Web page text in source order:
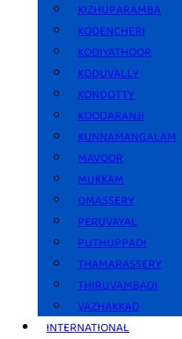
KIZHUPARAMBA
KODENCHERI
KODIYATHOOR
KODUVALLY
KONDOTTY
KOODARANJI
KUNNAMANGALAM
MAVOOR
MUKKAM
OMASSERY
PERUVAYAL
PUTHUPPADI
THAMARASSERY
THIRUVAMBADI
VAZHAKKAD
INTERNATIONAL